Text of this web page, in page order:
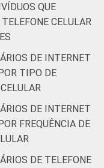
98
99
QUE
CELULAR
DE INTERNET
TIPO DE
DE INTERNET
FREQUÊNCIA DE
DE TELEFONE